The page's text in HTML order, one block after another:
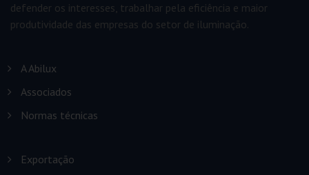
defender os interesses, trabalhar pela eficiência e maior
produtividade das empresas do setor de iluminação.
A Abilux
Associados
Normas técnicas
Exportação